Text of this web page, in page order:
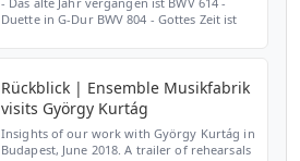
Duette in G-Dur BWV 804 - Gottes Zeit ist
Rückblick | Ensemble Musikfabrik
visits György Kurtág
Insights of our work with György Kurtág in
Budapest, June 2018. A trailer of rehearsals